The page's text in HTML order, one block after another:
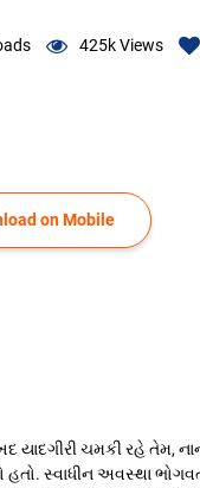
425kViews
on Mobile
ચમકી રહે તેમ,
સ્વાધીન અવસ્થા